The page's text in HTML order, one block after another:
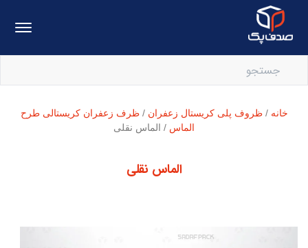
الماس نقلی
خانه /ظروف پلی کریستال زعفران /ظرف زعفران کریستالی طرح
الماس / الماس نقلی